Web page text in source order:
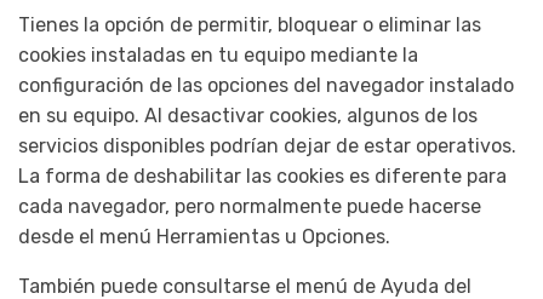
Tienes la opción de permitir, bloquear o eliminar las
cookies instaladas en tu equipo mediante la
configuración de las opciones del navegador instalado
en su equipo. Al desactivar cookies, algunos de los
servicios disponibles podrían dejar de estar operativos.
La forma de deshabilitar las cookies es diferente para
cada navegador, pero normalmente puede hacerse
desde el menú Herramientas u Opciones.
También puede consultarse el menú de Ayuda del